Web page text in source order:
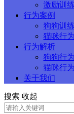
激励训
行为案例
狗狗训
猫咪行
行为解析
狗狗行
猫咪行
关于我们
搜索 收起